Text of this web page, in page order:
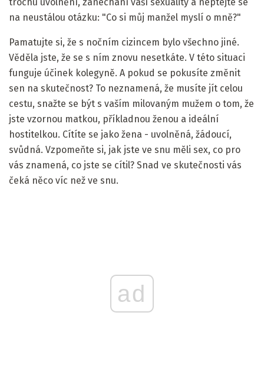
na neustálou otázku: "Co si můj manžel myslí o mně?"
Pamatujte si, že s nočním cizincem bylo všechno jiné.
Věděla jste, že se s ním znovu nesetkáte. V této situaci
funguje účinek kolegyně. A pokud se pokusíte změnit
sen na skutečnost? To neznamená, že musíte jít celou
cestu, snažte se být s vaším milovaným mužem o tom, že
jste vzornou matkou, příkladnou ženou a ideální
hostitelkou. Cítíte se jako žena - uvolněná, žádoucí,
svůdná. Vzpomeňte si, jak jste ve snu měli sex, co pro
vás znamená, co jste se cítil? Snad ve skutečnosti vás
čeká něco víc než ve snu.
ad